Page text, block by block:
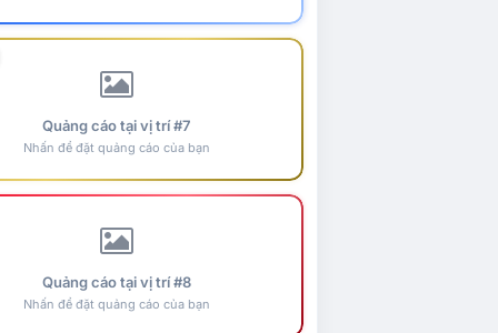
Quảng cáo tại vị trí #7
Nhấn để đặt quảng cáo của bạn
Quảng cáo tại vị trí #8
Nhấn để đặt quảng cáo của bạn